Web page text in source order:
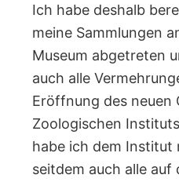
Ich habe deshalb
meine Sammlungen
Museum abgetreten
auch alle
Eröffnung des neuen
Zoologischen
habe ich dem Institut
seitdem auch alle auf